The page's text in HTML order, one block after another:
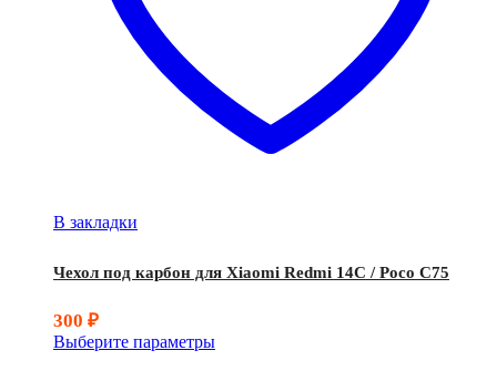
В закладки
Чехол под карбон для Xiaomi Redmi 14C / Poco C75
300 ₽
Выберите параметры